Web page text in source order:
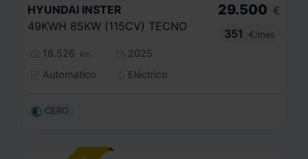
HYUNDAI INSTER
49KWH 85KW (115CV) TECNO
18.526 km
2025
Automático
Eléctrico
29.500 €
351
€/mes
CERO